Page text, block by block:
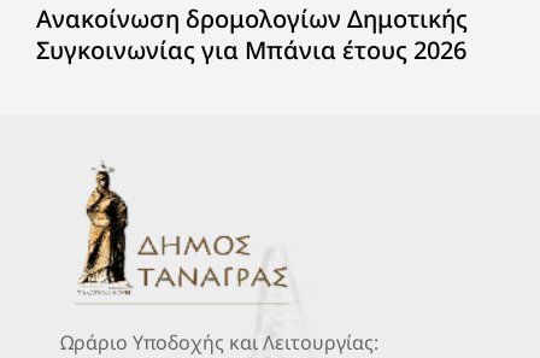
Ανακοίνωση δρομολογίων Δημοτικής
Συγκοινωνίας για Μπάνια έτους 2026
Ωράριο Υποδοχής και Λειτουργίας: